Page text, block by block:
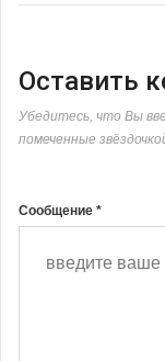
Оставить
Убедитесь, что Вы
помеченные
Сообщение *